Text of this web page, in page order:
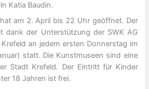
Katia Baudin.
am 2. April bis 22 Uhr geöffnet. Der
dank der Unterstützung der SWK AG
an jedem ersten Donnerstag im
statt. Die Kunstmuseen sind eine
Stadt Krefeld. Der Eintritt für Kinder
18 Jahren ist frei.